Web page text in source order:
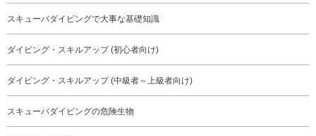
スキューバダイビングで大事な基礎知識
ダイビング・スキルアップ (初心者向け)
ダイビング・スキルアップ (中級者～上級者向け)
スキューバダイビングの危険生物